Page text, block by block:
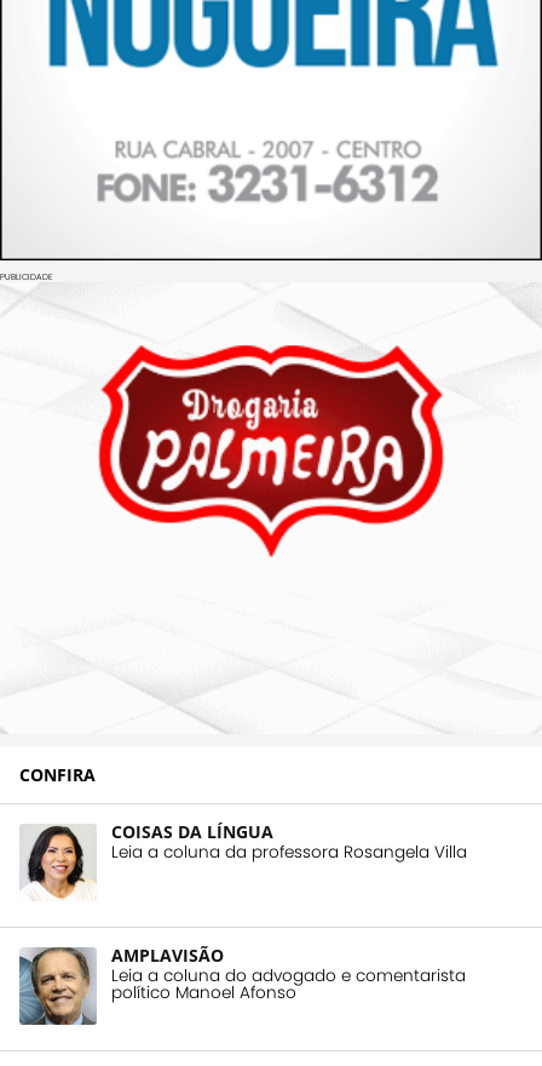
PUBLICIDADE
CONFIRA
COISAS DA LÍNGUA
Leia a coluna da professora Rosangela Villa
AMPLAVISÃO
Leia a coluna do advogado e comentarista
político Manoel Afonso